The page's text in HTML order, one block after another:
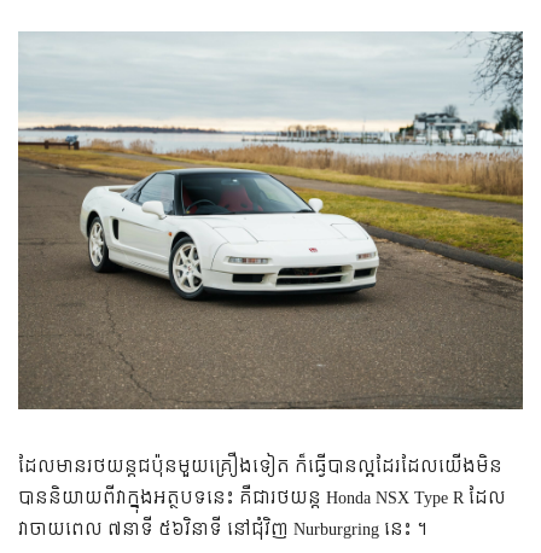
ដែលមានរថយន្តជប៉ុនមួយគ្រឿងទៀត ក៏ធ្វើបានល្អដែរដែលយើងមិន
បាននិយាយពីវាក្នុងអត្ថបទនេះ គឺជារថយន្ត Honda NSX Type R ដែល
វាចាយពេល ៧នាទី ៥៦វិនាទី នៅជុំវិញ Nurburgring នេះ ។